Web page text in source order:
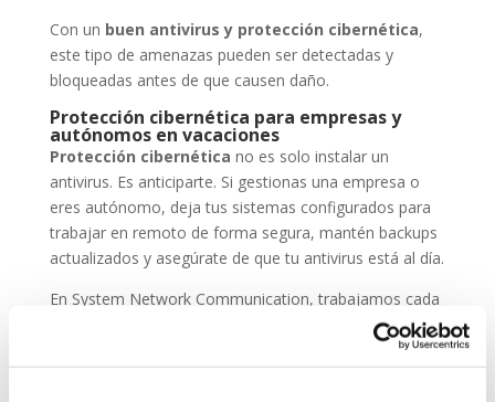
Con un buen antivirus y protección cibernética,
este tipo de amenazas pueden ser detectadas y
bloqueadas antes de que causen daño.
Protección cibernética para empresas y
autónomos en vacaciones
Protección cibernética no es solo instalar un
antivirus. Es anticiparte. Si gestionas una empresa o
eres autónomo, deja tus sistemas configurados para
trabajar en remoto de forma segura, mantén backups
actualizados y asegúrate de que tu antivirus está al día.
En System Network Communication, trabajamos cada
día con autónomos y pymes que confían su seguridad
, porque entienden que un
ataque en vacaciones puede suponer una pérdida de